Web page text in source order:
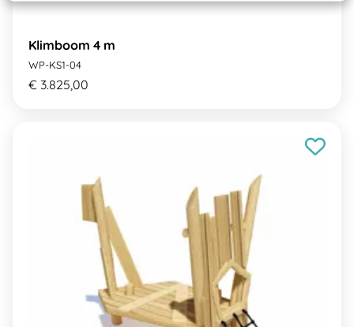
Klimboom 4 m
WP-KS1-04
€ 3.825,00